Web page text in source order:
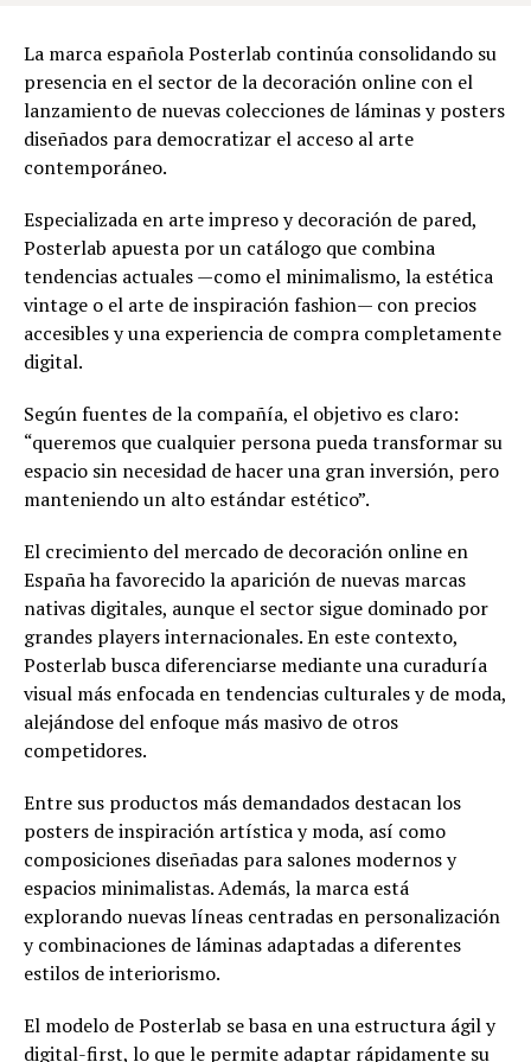
La marca española Posterlab continúa consolidando su
presencia en el sector de la decoración online con el
lanzamiento de nuevas colecciones de láminas y posters
diseñados para democratizar el acceso al arte
contemporáneo.
Especializada en arte impreso y decoración de pared,
Posterlab apuesta por un catálogo que combina
tendencias actuales —como el minimalismo, la estética
vintage o el arte de inspiración fashion— con precios
accesibles y una experiencia de compra completamente
digital.
Según fuentes de la compañía, el objetivo es claro:
“queremos que cualquier persona pueda transformar su
espacio sin necesidad de hacer una gran inversión, pero
manteniendo un alto estándar estético”.
El crecimiento del mercado de decoración online en
España ha favorecido la aparición de nuevas marcas
nativas digitales, aunque el sector sigue dominado por
grandes players internacionales. En este contexto,
Posterlab busca diferenciarse mediante una curaduría
visual más enfocada en tendencias culturales y de moda,
alejándose del enfoque más masivo de otros
competidores.
Entre sus productos más demandados destacan los
posters de inspiración artística y moda, así como
composiciones diseñadas para salones modernos y
espacios minimalistas. Además, la marca está
explorando nuevas líneas centradas en personalización
y combinaciones de láminas adaptadas a diferentes
estilos de interiorismo.
El modelo de Posterlab se basa en una estructura ágil y
digital-first, lo que le permite adaptar rápidamente su